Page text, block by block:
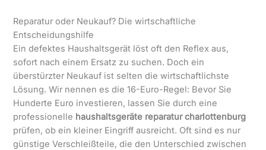
Reparatur oder Neukauf? Die wirtschaftliche
Entscheidungshilfe
Ein defektes Haushaltsgerät löst oft den Reflex aus,
sofort nach einem Ersatz zu suchen. Doch ein
überstürzter Neukauf ist selten die wirtschaftlichste
Lösung. Wir nennen es die 16-Euro-Regel: Bevor Sie
Hunderte Euro investieren, lassen Sie durch eine
professionelle haushaltsgeräte reparatur charlottenburg
prüfen, ob ein kleiner Eingriff ausreicht. Oft sind es nur
günstige Verschleißteile, die den Unterschied zwischen